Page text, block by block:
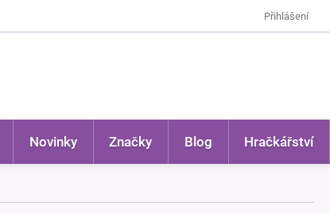
Přihlášení
Novinky Značky Blog Hračkářství